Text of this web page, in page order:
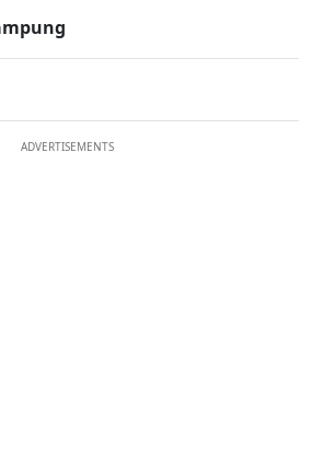
ADVERTISEMENTS